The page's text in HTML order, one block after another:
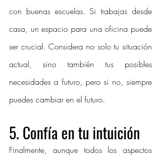
con buenas escuelas. Si trabajas desde
casa, un espacio para una oficina puede
ser crucial. Considera no solo tu situación
actual, sino también tus posibles
necesidades a futuro, pero si no, siempre
puedes cambiar en el futuro.
5. Confía en tu intuición
Finalmente, aunque todos los aspectos